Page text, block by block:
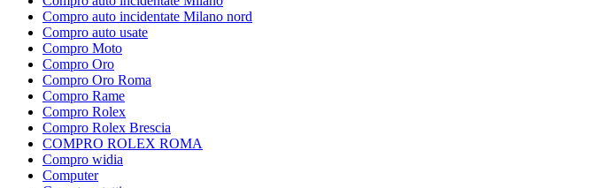
Compro auto incidentate Milano nord
Compro auto usate
Compro Moto
Compro Oro
Compro Oro Roma
Compro Rame
Compro Rolex
Compro Rolex Brescia
COMPRO ROLEX ROMA
Compro widia
Computer